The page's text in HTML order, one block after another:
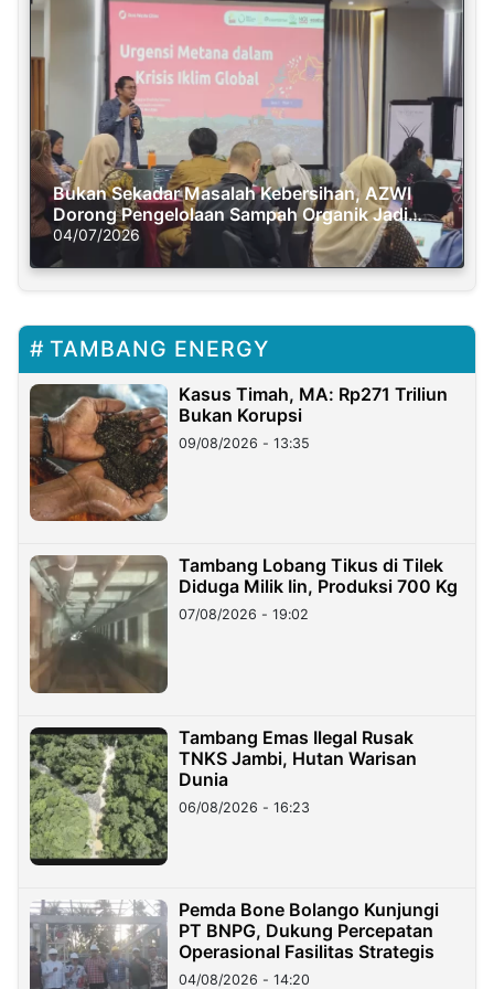
Bukan Sekadar Masalah Kebersihan, AZWI
Dorong Pengelolaan Sampah Organik Jadi
Solusi Krisis Iklim
04/07/2026
TAMBANG ENERGY
Kasus Timah, MA: Rp271 Triliun
Bukan Korupsi
09/08/2026 - 13:35
Tambang Lobang Tikus di Tilek
Diduga Milik Iin, Produksi 700 Kg
07/08/2026 - 19:02
Tambang Emas Ilegal Rusak
TNKS Jambi, Hutan Warisan
Dunia
06/08/2026 - 16:23
Pemda Bone Bolango Kunjungi
PT BNPG, Dukung Percepatan
Operasional Fasilitas Strategis
04/08/2026 - 14:20